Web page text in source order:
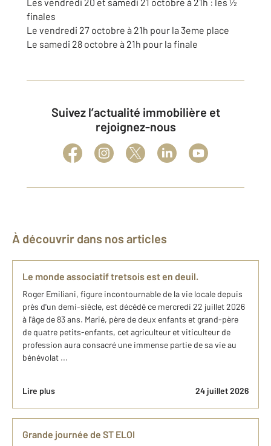
finales
Le vendredi 27 octobre à 21h pour la 3eme place
Le samedi 28 octobre à 21h pour la finale
Suivez l’actualité immobilière et
rejoignez-nous
À découvrir dans nos articles
Le monde associatif tretsois est en deuil.
Roger Emiliani, figure incontournable de la vie locale depuis
près d'un demi-siècle, est décédé ce mercredi 22 juillet 2026
à l'âge de 83 ans. Marié, père de deux enfants et grand-père
de quatre petits-enfants, cet agriculteur et viticulteur de
profession aura consacré une immense partie de sa vie au
bénévolat ...
Lire plus 24 juillet 2026
Grande journée de ST ELOI